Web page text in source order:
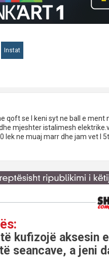
Instat
qoft se I keni syt ne ball e
mjeshter istalimesh
lek ne muaj marr dhe jam vet I
kufizojë aksesin
seancave, a jeni